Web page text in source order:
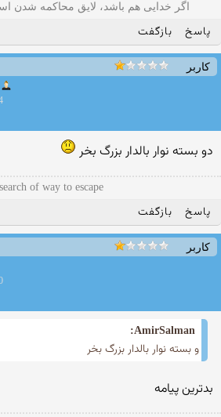
ﺍﮔﺮ ﺧﺪﺍﯾﯽ هم ﺑﺎﺷﺪ، ﻻﯾﻖ ﻣﺤﺎﮐﻤﻪ ﺷﺪﻥ
پاسخ بازگفت
کاربر
دو بسته نوار بالدار بزرگ بخر
of way to escape
پاسخ بازگفت
کاربر
AmirSalman:
و بسته نوار بالدار بزرگ بخر
بدترین پیامه